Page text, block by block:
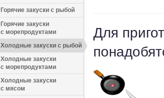
Горячие закуски с рыбой
Горячие закуски
с морепродуктами
Холодные закуски с рыбой
Холодные закуски
с морепродуктами
Холодные закуски
с мясом
Для